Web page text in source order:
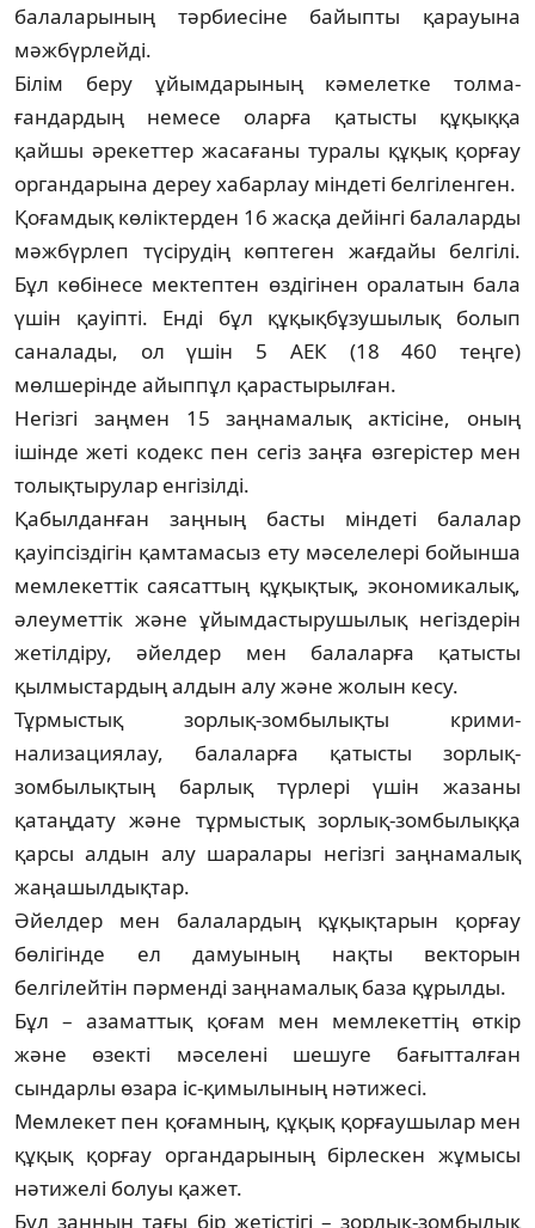
балаларының тәрбиесіне байыпты қарауына
мәжбүрлейді.
Білім беру ұйымдарының кәмелетке тол­ма­
ғандардың немесе оларға қатысты құ­қық­қа
қайшы әрекеттер жасағаны туралы құқық қорғау
органдарына дереу хабарлау міндеті белгіленген.
Қоғамдық көліктерден 16 жасқа дейінгі ба­лаларды
мәжбүрлеп түсірудің көптеген жағ­дайы белгілі.
Бұл көбінесе мектептен өзді­гінен оралатын бала
үшін қауіпті. Енді бұл құқықбұзушылық болып
саналады, ол үшін 5 АЕК (18 460 теңге)
мөлшерінде айып­пұл қарастырылған.
Негізгі заңмен 15 заңнамалық актісіне, оның
ішінде жеті кодекс пен сегіз заңға өз­герістер мен
толықтырулар енгізілді.
Қабылданған заңның басты міндеті ба­ла­лар
қауіпсіздігін қамтамасыз ету мәсе­ле­лері бойынша
мемлекеттік саясаттың құ­қық­тық, экономикалық,
әлеуметтік және ұйым­дастырушылық негіздерін
жетілдіру, әйел­­дер мен балаларға қатысты
қылмыс­тар­дың алдын алу және жолын кесу.
Тұрмыстық зорлық-зомбылықты кри­ми­
нализациялау, балаларға қатысты зор­лық-
зомбылықтың барлық түрлері үшін жа­заны
қатаңдату және тұрмыстық зорлық-зом­былыққа
қарсы алдын алу шаралары негіз­гі заңнамалық
жаңашылдықтар.
Әйелдер мен балалардың құқықтарын қор­ғау
бөлігінде ел дамуының нақты век­то­рын
белгілейтін пәрменді заңнамалық база құрылды.
Бұл – азаматтық қоғам мен мемлекеттің өт­кір
және өзекті мәселені шешуге ба­ғыт­талған
сындарлы өзара іс-қимылының нә­ти­жесі.
Мемлекет пен қоғамның, құқық қор­ғау­шы­лар мен
құқық қорғау органдарының бір­лескен жұмысы
нәтижелі болуы қажет.
Бұл заңның тағы бір жетістігі – зорлық-зом­­­­былық